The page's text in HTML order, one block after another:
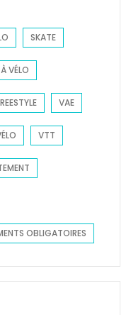
SKATE
VÉLO
VAE
VTT
OBLIGATOIRES